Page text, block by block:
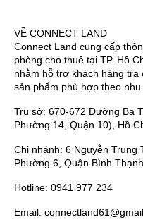
VỀ CONNECT LAND
Connect Land cung cấp
phòng cho thuê tại TP. Hồ
nhằm hỗ trợ khách hàng
sản phẩm phù hợp theo nhu
Trụ sở: 670-672 Đường Ba
Phường 14, Quận 10), Hồ
Chi nhánh: 6 Nguyễn
Phường 6, Quận Bình
Hotline: 0941 977 234
Email: